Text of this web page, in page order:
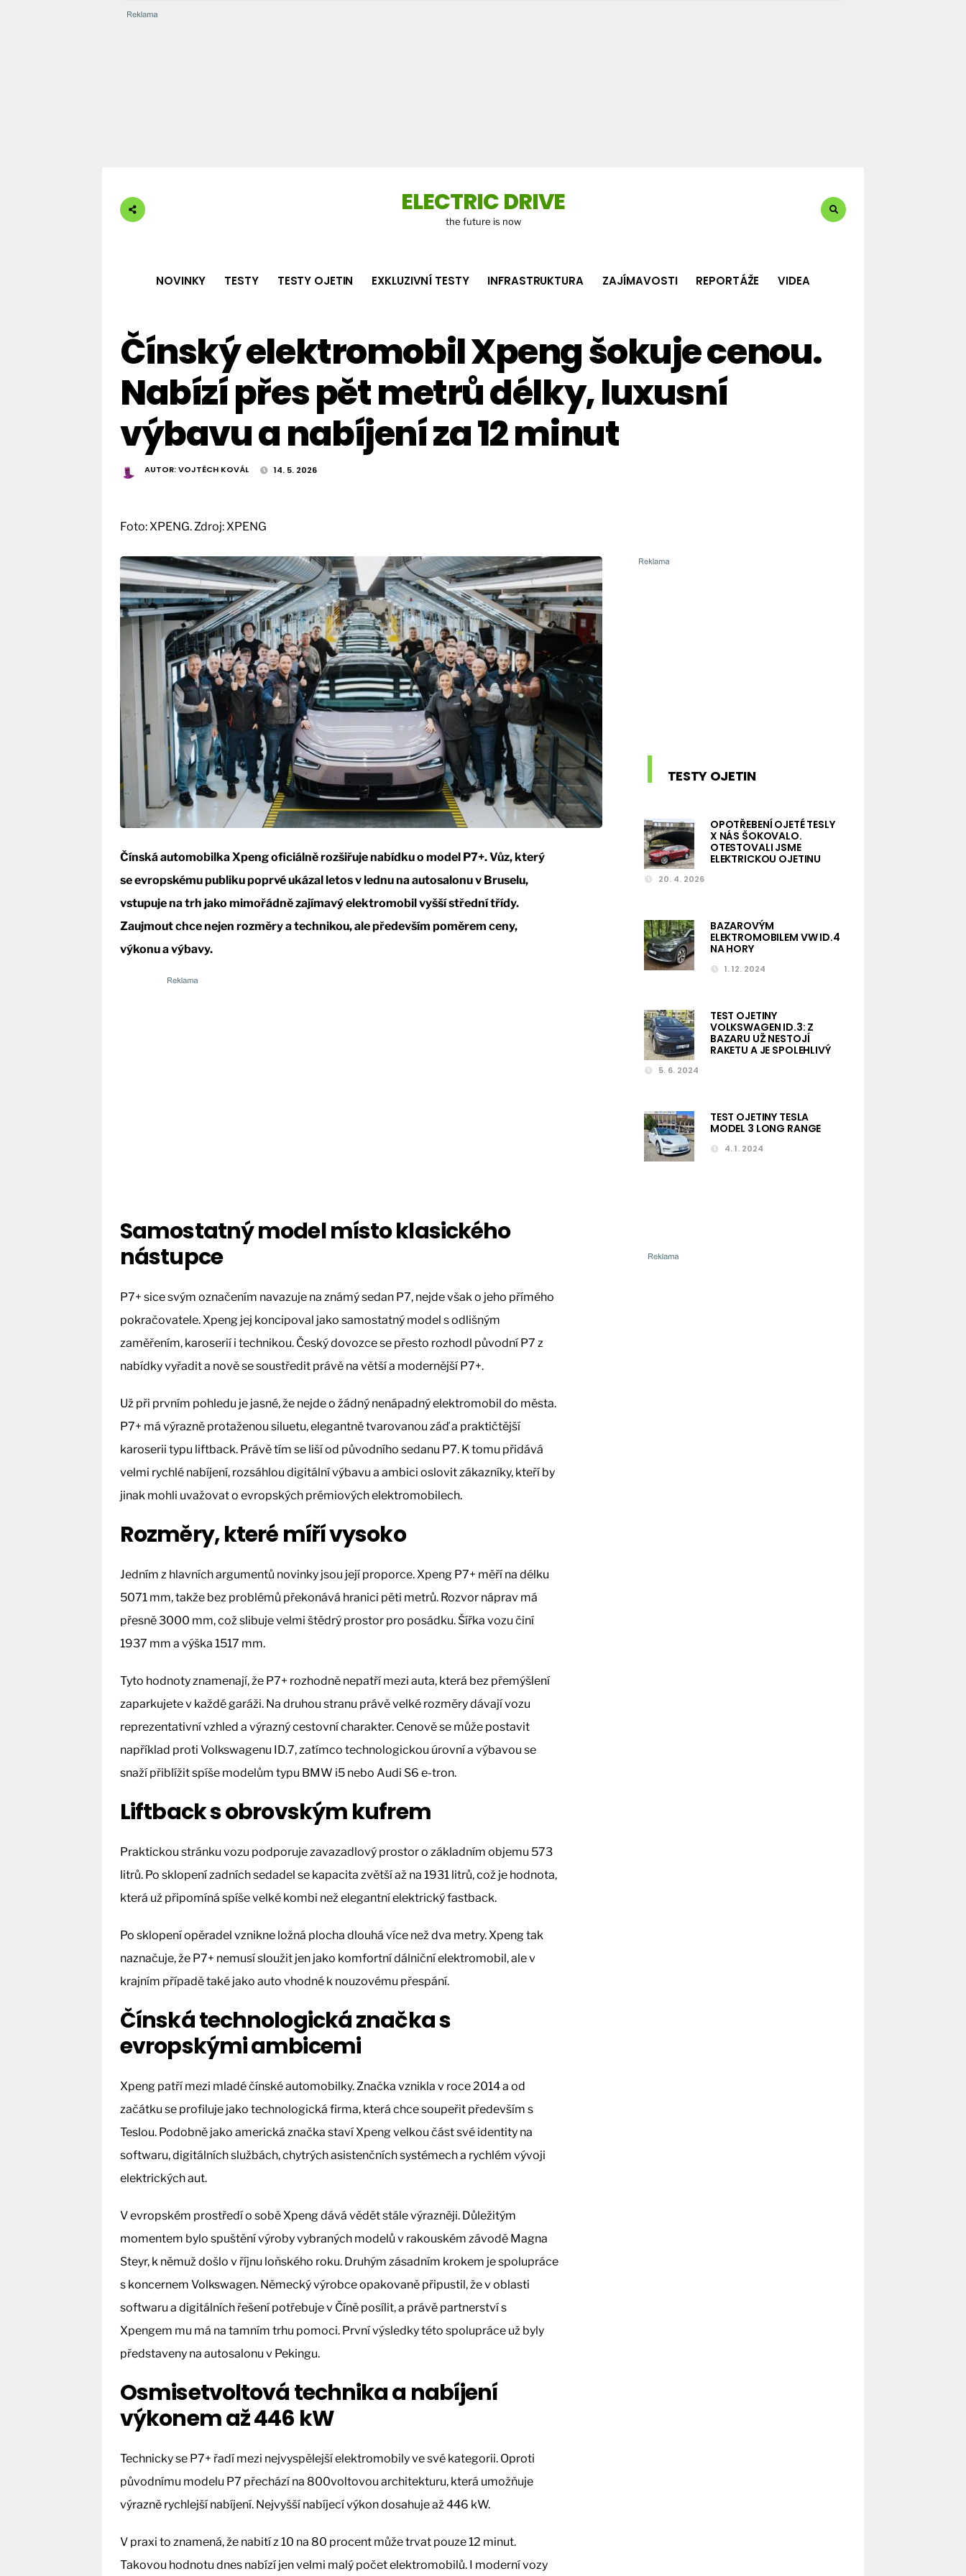
ELECTRIC DRIVE
the future is now
NOVINKY TESTY TESTY OJETIN EXKLUZIVNÍ TESTY INFRASTRUKTURA ZAJÍMAVOSTI REPORTÁŽE VIDEA
Čínský elektromobil Xpeng šokuje cenou.
Nabízí přes pět metrů délky, luxusní
výbavu a nabíjení za 12 minut
AUTOR:VOJTĚCH KOVÁL 14. 5. 2026
Foto: XPENG. Zdroj: XPENG
Čínská automobilka Xpeng oficiálně rozšiřuje nabídku o model P7+. Vůz, který
se evropskému publiku poprvé ukázal letos v lednu na autosalonu v Bruselu,
vstupuje na trh jako mimořádně zajímavý elektromobil vyšší střední třídy.
Zaujmout chce nejen rozměry a technikou, ale především poměrem ceny,
výkonu a výbavy.
Samostatný model místo klasického
nástupce
P7+ sice svým označením navazuje na známý sedan P7, nejde však o jeho přímého
pokračovatele. Xpeng jej koncipoval jako samostatný model s odlišným
zaměřením, karoserií i technikou. Český dovozce se přesto rozhodl původní P7 z
nabídky vyřadit a nově se soustředit právě na větší a modernější P7+.
Už při prvním pohledu je jasné, že nejde o žádný nenápadný elektromobil do města.
P7+ má výrazně protaženou siluetu, elegantně tvarovanou záď a praktičtější
karoserii typu liftback. Právě tím se liší od původního sedanu P7. K tomu přidává
velmi rychlé nabíjení, rozsáhlou digitální výbavu a ambici oslovit zákazníky, kteří by
jinak mohli uvažovat o evropských prémiových elektromobilech.
Rozměry, které míří vysoko
Jedním z hlavních argumentů novinky jsou její proporce. Xpeng P7+ měří na délku
5071 mm, takže bez problémů překonává hranici pěti metrů. Rozvor náprav má
přesně 3000 mm, což slibuje velmi štědrý prostor pro posádku. Šířka vozu činí
1937 mm a výška 1517 mm.
Tyto hodnoty znamenají, že P7+ rozhodně nepatří mezi auta, která bez přemýšlení
zaparkujete v každé garáži. Na druhou stranu právě velké rozměry dávají vozu
reprezentativní vzhled a výrazný cestovní charakter. Cenově se může postavit
například proti Volkswagenu ID.7, zatímco technologickou úrovní a výbavou se
snaží přiblížit spíše modelům typu BMW i5 nebo Audi S6 e-tron.
Liftback s obrovským kufrem
Praktickou stránku vozu podporuje zavazadlový prostor o základním objemu 573
litrů. Po sklopení zadních sedadel se kapacita zvětší až na 1931 litrů, což je hodnota,
která už připomíná spíše velké kombi než elegantní elektrický fastback.
Po sklopení opěradel vznikne ložná plocha dlouhá více než dva metry. Xpeng tak
naznačuje, že P7+ nemusí sloužit jen jako komfortní dálniční elektromobil, ale v
krajním případě také jako auto vhodné k nouzovému přespání.
Čínská technologická značka s
evropskými ambicemi
Xpeng patří mezi mladé čínské automobilky. Značka vznikla v roce 2014 a od
začátku se profiluje jako technologická firma, která chce soupeřit především s
Teslou. Podobně jako americká značka staví Xpeng velkou část své identity na
softwaru, digitálních službách, chytrých asistenčních systémech a rychlém vývoji
elektrických aut.
V evropském prostředí o sobě Xpeng dává vědět stále výrazněji. Důležitým
momentem bylo spuštění výroby vybraných modelů v rakouském závodě Magna
Steyr, k němuž došlo v říjnu loňského roku. Druhým zásadním krokem je spolupráce
s koncernem Volkswagen. Německý výrobce opakovaně připustil, že v oblasti
softwaru a digitálních řešení potřebuje v Číně posílit, a právě partnerství s
Xpengem mu má na tamním trhu pomoci. První výsledky této spolupráce už byly
představeny na autosalonu v Pekingu.
Osmisetvoltová technika a nabíjení
výkonem až 446 kW
Technicky se P7+ řadí mezi nejvyspělejší elektromobily ve své kategorii. Oproti
původnímu modelu P7 přechází na 800voltovou architekturu, která umožňuje
výrazně rychlejší nabíjení. Nejvyšší nabíjecí výkon dosahuje až 446 kW.
V praxi to znamená, že nabití z 10 na 80 procent může trvat pouze 12 minut.
Takovou hodnotu dnes nabízí jen velmi malý počet elektromobilů. I moderní vozy
TESTY OJETIN
OPOTŘEBENÍ OJETÉ TESLY
X NÁS ŠOKOVALO.
OTESTOVALI JSME
ELEKTRICKOU OJETINU
20. 4. 2026
BAZAROVÝM
ELEKTROMOBILEM VW ID.4
NA HORY
1. 12. 2024
TEST OJETINY
VOLKSWAGEN ID.3: Z
BAZARU UŽ NESTOJÍ
RAKETU A JE SPOLEHLIVÝ
5. 6. 2024
TEST OJETINY TESLA
MODEL 3 LONG RANGE
4. 1. 2024